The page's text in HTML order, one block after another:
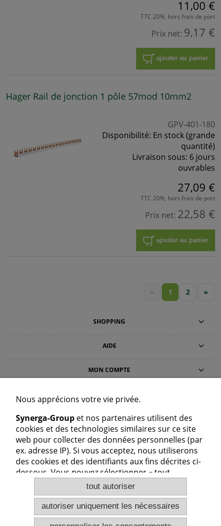
11,00 €
TTC 20%, hors frais de port
Prix net: 9,17 €
ajouter au panier
Hager Rail de jonction 1 pôle 57mod 10mm2
GPV-401-180
Disponibilité: En stock (grande
quantité)
Livraison sous: 6 jours
ouvrables
27,09 €
TTC 20%, hors frais de port
Prix net: 22,58 €
ajouter au panier
« 1 2 »
SHOPPING
AIDE
MON COMPTE
INFORMATIONS
CONTACT
Synerga Polska Sp. z o.o.
Dolna 59, 98-160 Sędziejowice, Pologne
+48 725 777 559
+48 724 999 949
cs@synerga-group.fr
Service client : Lun–Ven 8:00–16:00
Nous apprécions votre vie privée.
Synerga-Group et nos partenaires utilisent des
cookies et des technologies similaires sur ce site
web pour collecter des données personnelles (par
ex. adresse IP). Si vous acceptez, nous utiliserons
des cookies et des identifiants aux fins décrites ci-
dessous. Vous pouvez sélectionner « tout
autoriser » ou « autoriser uniquement les
nécessaires » et modifier vos paramètres pour
donner votre consentement pour chaque finalité.
Synerga-Group et ses partenaires traitent des
autoriser uniquement les nécessaires
tout autoriser